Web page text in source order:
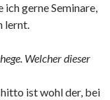
gerne Seminare,
lernt.
Welcher dieser
ist wohl der, bei